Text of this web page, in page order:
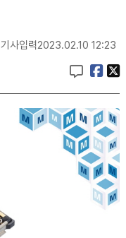
기사입력2023.02.10 12:23